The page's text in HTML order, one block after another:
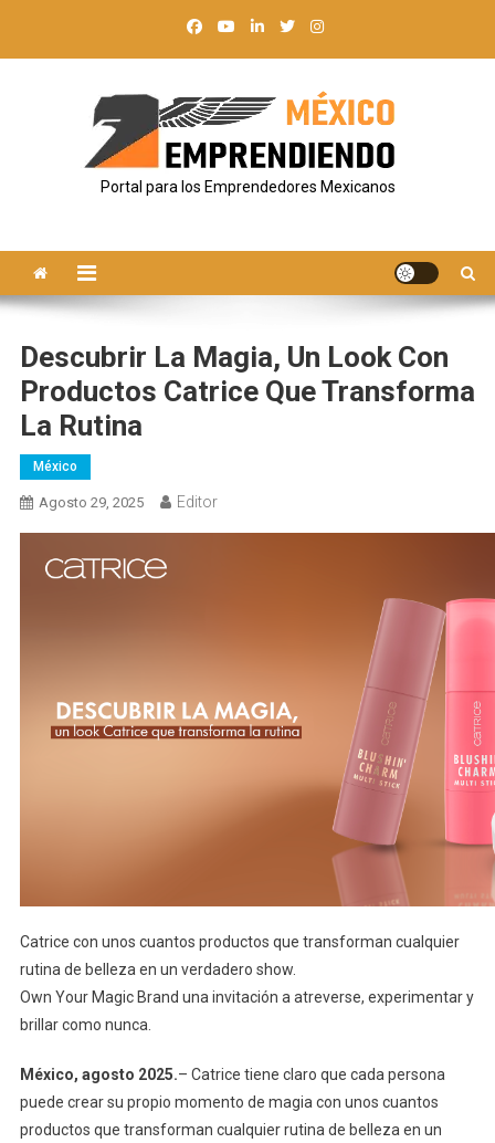
Portal para los Emprendedores Mexicanos
Descubrir La Magia, Un Look Con
Productos Catrice Que Transforma
La Rutina
México
Agosto 29, 2025 Editor
Catrice con unos cuantos productos que transforman cualquier
rutina de belleza en un verdadero show.
Own Your Magic Brand una invitación a atreverse, experimentar y
brillar como nunca.
México, agosto 2025.– Catrice tiene claro que cada persona
puede crear su propio momento de magia con unos cuantos
productos que transforman cualquier rutina de belleza en un